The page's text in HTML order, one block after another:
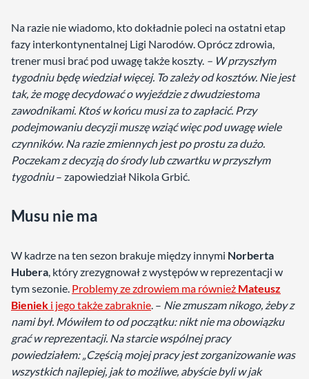
Na razie nie wiadomo, kto dokładnie poleci na ostatni etap
fazy interkontynentalnej Ligi Narodów. Oprócz zdrowia,
trener musi brać pod uwagę także koszty. – W przyszłym
tygodniu będę wiedział więcej. To zależy od kosztów. Nie jest
tak, że mogę decydować o wyjeździe z dwudziestoma
zawodnikami. Ktoś w końcu musi za to zapłacić. Przy
podejmowaniu decyzji muszę wziąć więc pod uwagę wiele
czynników. Na razie zmiennych jest po prostu za dużo.
Poczekam z decyzją do środy lub czwartku w przyszłym
tygodniu– zapowiedział Nikola Grbić.
Musu nie ma
W kadrze na ten sezon brakuje między innymi Norberta
Hubera, który zrezygnował z występów w reprezentacji w
tym sezonie. Problemy ze zdrowiem ma również Mateusz
Bieniek i jego także zabraknie. – Nie zmuszam nikogo, żeby z
nami był. Mówiłem to od początku: nikt nie ma obowiązku
grać w reprezentacji. Na starcie wspólnej pracy
powiedziałem: „Częścią mojej pracy jest zorganizowanie was
wszystkich najlepiej, jak to możliwe, abyście byli w jak